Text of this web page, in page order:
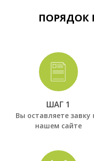
ПОРЯДОК
ШАГ 1
Вы оставляете завку
нашем сайте